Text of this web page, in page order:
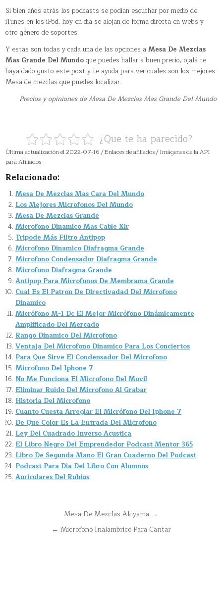
Si bien años atrás los podcasts se podían escuchar por medio de
iTunes en los iPod, hoy en dia se alojan de forma directa en webs y
otro género de soportes.
Y estas son todas y cada una de las opciones aMesa De Mezclas
Mas Grande Del Mundoque puedes hallar a buen precio, ojalá te
haya dado gusto este post y te ayuda para ver cuales son los mejores
Mesa de mezclas que puedes localizar.
Precios y opiniones de Mesa De Mezclas Mas Grande Del Mundo
¿Que te ha parecido?
Última actualización el 2022-07-16 / Enlaces de afiliados / Imágenes de la API
para Afiliados
Relacionado:
Mesa De Mezclas Mas Cara Del Mundo
Los Mejores Microfonos Del Mundo
Mesa De Mezclas Grande
Microfono Dinamico Mas Cable Xlr
Tripode Más Filtro Antipop
Microfono Dinamico Diafragma Grande
Microfono Condensador Diafragma Grande
Microfono Diafragma Grande
Antipop Para Microfonos De Membrama Grande
Cual Es El Patron De Directivadad Del Microfono
Dinamico
Micrófono M-1 Dc El Mejor Micrófono Dinámicamente
Amplificado Del Mercado
Rango Dinamico Del Microfono
Ventaja Del Microfono Dinamico Para Los Conciertos
Para Que Sirve El Condensador Del Microfono
Microfono Del Iphone 7
No Me Funciona El Microfono Del Movil
Eliminar Ruido Del Microfono Al Grabar
Historia Del Microfono
Cuanto Cuesta Arreglar El Micrófono Del Iphone 7
De Que Color Es La Entrada Del Microfono
Ley Del Cuadrado Inverso Acustica
El Libro Negro Del Emprendedor Podcast Mentor 365
Libro De Segunda Mano El Gran Cuaderno Del Podcast
Podcast Para Dia Del Libro Con Alumnos
Auriculares Del Rubius
NavegaciónMesa De Mezclas Akiyama →
← Microfono Inalambrico Para Cantar